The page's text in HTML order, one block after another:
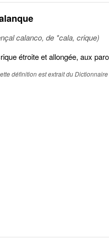
calanco, de *cala, crique)
étroite et allongée, aux
définition est extrait du